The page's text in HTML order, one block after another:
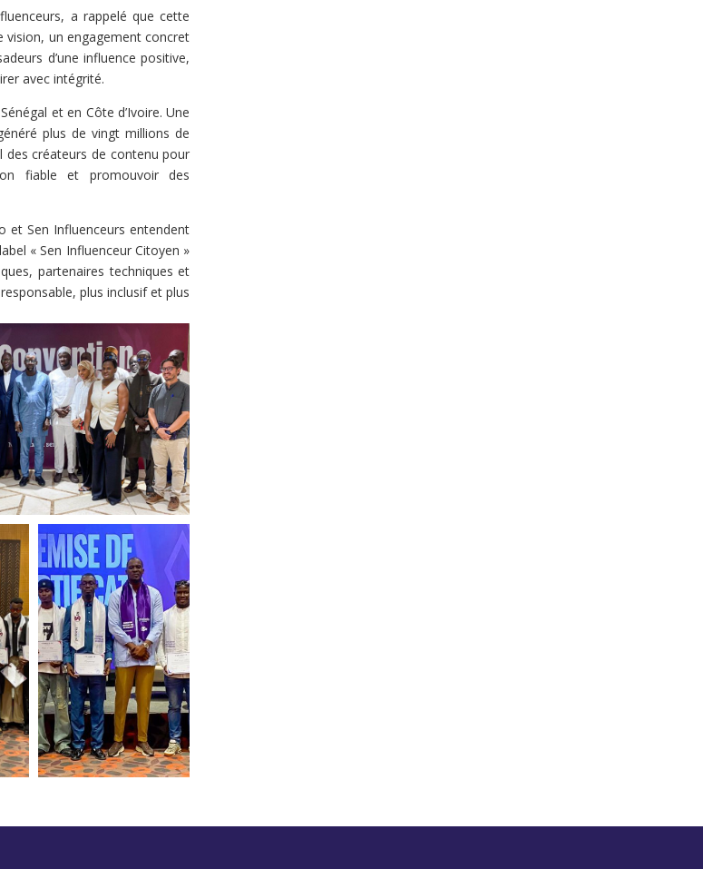
a rappelé que cette
vision, un engagement concret
d’une influence positive,
avec intégrité.
et en Côte d’Ivoire. Une
plus de vingt millions de
créateurs de contenu pour
fiable et promouvoir des
et Sen Influenceurs entendent
« Sen Influenceur Citoyen »
partenaires techniques et
plus inclusif et plus